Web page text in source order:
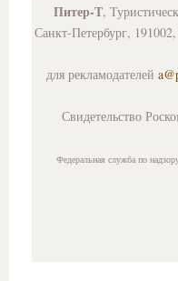
Питер-Т,
Санкт-Петербург,
для рекламодателей
Свидетельство
Федеральная служба по